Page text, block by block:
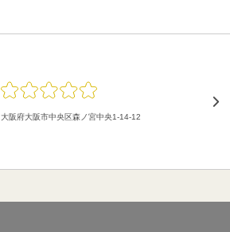
大阪府大阪市中央区森ノ宮中央1-14-12